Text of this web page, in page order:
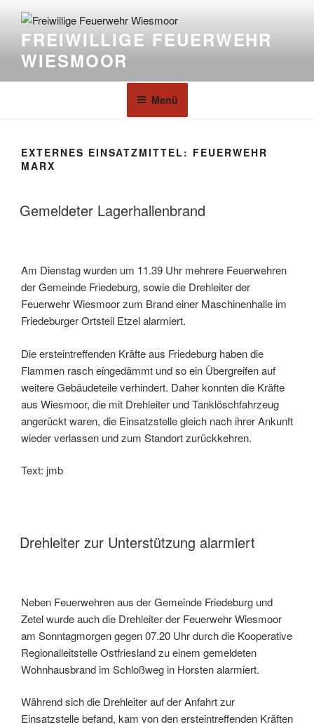
FREIWILLIGE FEUERWEHR
WIESMOOR
Menü
EXTERNES EINSATZMITTEL: FEUERWEHR
MARX
Gemeldeter Lagerhallenbrand
Am Dienstag wurden um 11.39 Uhr mehrere Feuerwehren
der Gemeinde Friedeburg, sowie die Drehleiter der
Feuerwehr Wiesmoor zum Brand einer Maschinenhalle im
Friedeburger Ortsteil Etzel alarmiert.
Die ersteintreffenden Kräfte aus Friedeburg haben die
Flammen rasch eingedämmt und so ein Übergreifen auf
weitere Gebäudeteile verhindert. Daher konnten die Kräfte
aus Wiesmoor, die mit Drehleiter und Tanklöschfahrzeug
angerückt waren, die Einsatzstelle gleich nach ihrer Ankunft
wieder verlassen und zum Standort zurückkehren.
Text: jmb
Drehleiter zur Unterstützung alarmiert
Neben Feuerwehren aus der Gemeinde Friedeburg und
Zetel wurde auch die Drehleiter der Feuerwehr Wiesmoor
am Sonntagmorgen gegen 07.20 Uhr durch die Kooperative
Regionalleitstelle Ostfriesland zu einem gemeldeten
Wohnhausbrand im Schloßweg in Horsten alarmiert.
Während sich die Drehleiter auf der Anfahrt zur
Einsatzstelle befand, kam von den ersteintreffenden Kräften